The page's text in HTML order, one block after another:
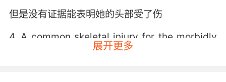
但是没有证据能表明她的头部受了伤
4. A common skeletal injury for the morbidly
展开更多